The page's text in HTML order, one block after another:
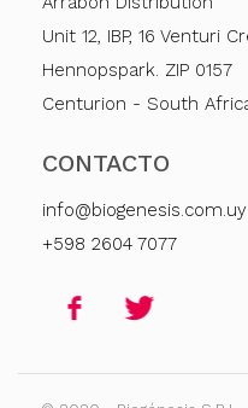
Unit 12, IBP, 16 Venturi
Hennopspark. ZIP 0157
Centurion - South
CONTACTO
info@biogenesis.com.uy
+598 2604 7077